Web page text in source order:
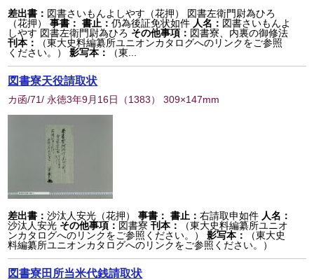
差出書： 図書さいもんよしやす（花押） 図書左衛門尉為ひろ
（花押）
事書： 書止：仍為後証免状如件 人名： 図書さいもんよ
しやす 図書左衛門尉為ひろ その他事項： 図書寮、内裏の御修法
刊本：
（東大史料編纂所ユニオンカタログへのリンクをご参照
ください。）
影写本： （東...
図書寮天役請取状
カ函/71/ 永徳3年9月16日 （1383） 309×147mm
差出書：沙汰人安光（花押） 事書： 書止：右請取申如件 人名：
沙汰人安光 その他事項： 図書寮 刊本：
（東大史料編纂所ユニオ
ンカタログへのリンクをご参照ください。）
影写本：
（東大史
料編纂所ユニオンカタログへのリンクをご参照ください。）
図書寮田所当米代銭請取状